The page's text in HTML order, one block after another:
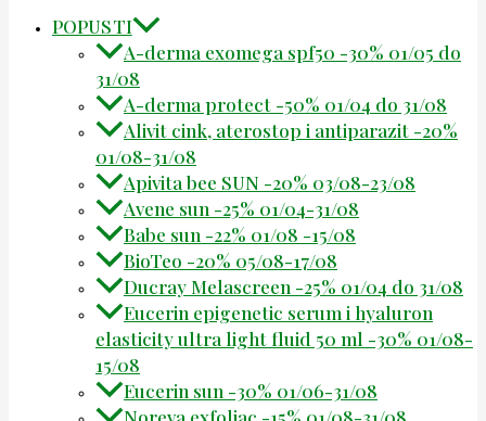
POPUSTI
A-derma exomega spf50 -30% 01/05 do
31/08
A-derma protect -50% 01/04 do 31/08
Alivit cink, aterostop i antiparazit -20%
01/08-31/08
Apivita bee SUN -20% 03/08-23/08
Avene sun -25% 01/04-31/08
Babe sun -22% 01/08 -15/08
BioTeo -20% 05/08-17/08
Ducray Melascreen -25% 01/04 do 31/08
Eucerin epigenetic serum i hyaluron
elasticity ultra light fluid 50 ml -30% 01/08-
15/08
Eucerin sun -30% 01/06-31/08